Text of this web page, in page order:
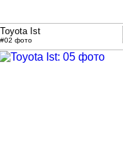
Toyota Ist
#02 фото